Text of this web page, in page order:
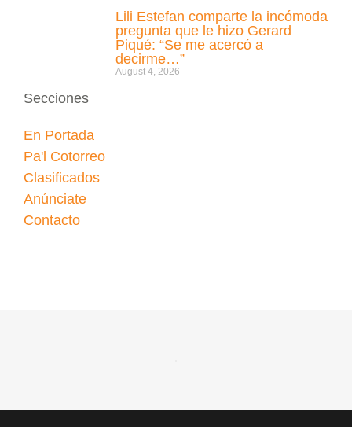
Lili Estefan comparte la incómoda
pregunta que le hizo Gerard
Piqué: “Se me acercó a
decirme…”
August 4, 2026
Secciones
En Portada
Pa'l Cotorreo
Clasificados
Anúnciate
Contacto